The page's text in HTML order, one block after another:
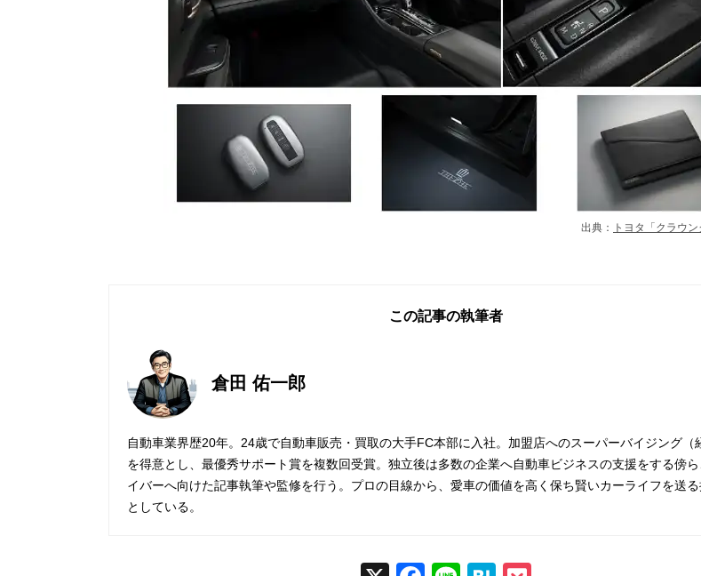
出典： トヨタ「クラウン
この記事の執筆者
倉田 佑一郎
自動車業界歴20年。24歳で自動車販売・買取の大手FC本部に入社。加盟店へのスーパーバイジング（
を得意とし、最優秀サポート賞を複数回受賞。独立後は多数の企業へ自動車ビジネスの支援をする傍
イバーへ向けた記事執筆や監修を行う。プロの目線から、愛車の価値を高く保ち賢いカーライフを送
としている。